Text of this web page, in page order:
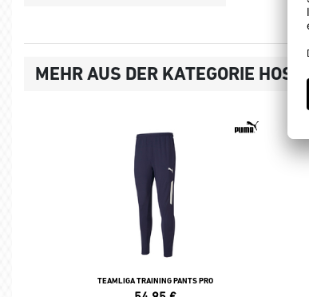
MEHR AUS DER KATEGORIE
TEAMLIGA TRAINING PANTS PRO